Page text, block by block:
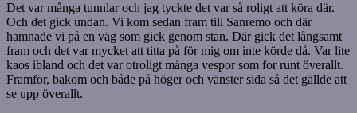
Det var många tunnlar och jag tyckte det var så roligt att köra där.
Och det gick undan. Vi kom sedan fram till Sanremo och där
hamnade vi på en väg som gick genom stan. Där gick det långsamt
fram och det var mycket att titta på för mig om inte körde då. Var lite
kaos ibland och det var otroligt många vespor som for runt överallt.
Framför, bakom och både på höger och vänster sida så det gällde att
se upp överallt.